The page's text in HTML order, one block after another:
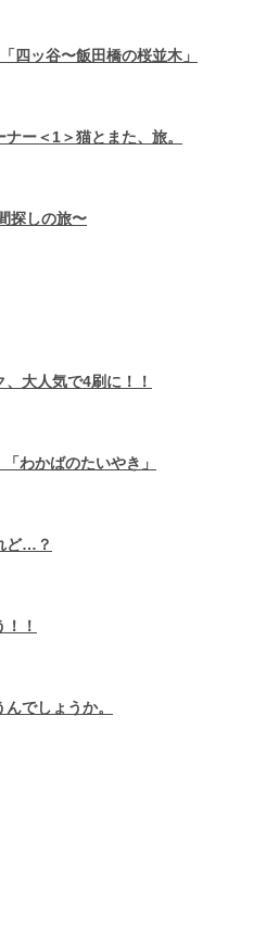
四ッ谷〜飯田橋の桜並木」
ー＜1＞猫とまた、旅。
探しの旅〜
、大人気で4刷に！！
わかばのたいやき」
ど…？
！
でしょうか。